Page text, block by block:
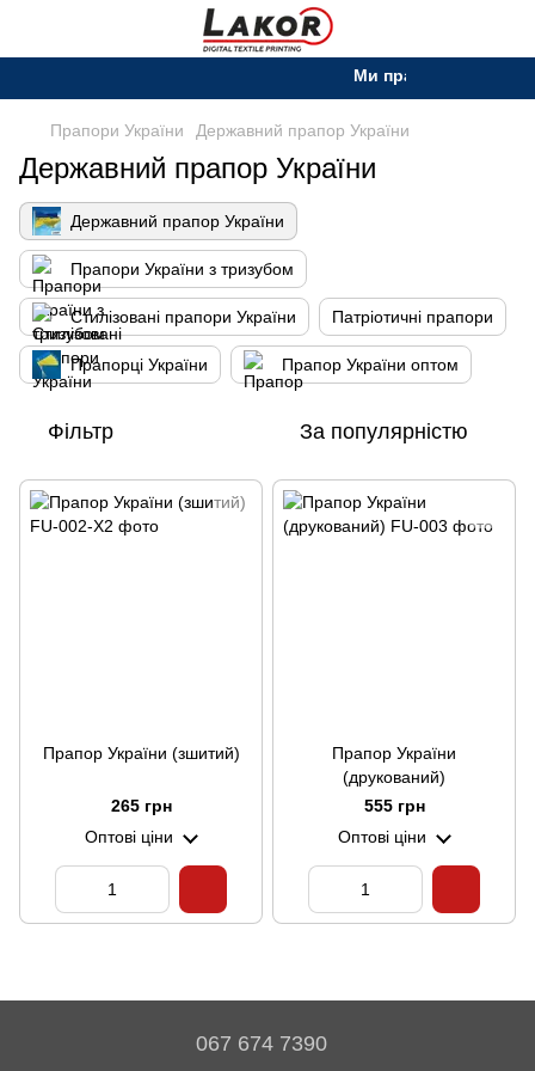
Ми працюємо. Все
Прапори України Державний прапор України
Державний прапор України
Державний прапор України
Прапори України з тризубом
Стилізовані прапори України Патріотичні прапори
Прапорці України Прапор України оптом
Фільтр За популярністю
Прапор України (зшитий)
265 грн
Оптові ціни
Прапор України
(друкований)
555 грн
Оптові ціни
067 674 7390